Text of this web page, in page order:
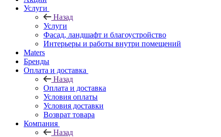
Услуги
Назад
Услуги
Фасад, ландшафт и благоустройство
Интерьеры и работы внутри помещений
Maters
Бренды
Оплата и доставка
Назад
Оплата и доставка
Условия оплаты
Условия доставки
Возврат товара
Компания
Назад